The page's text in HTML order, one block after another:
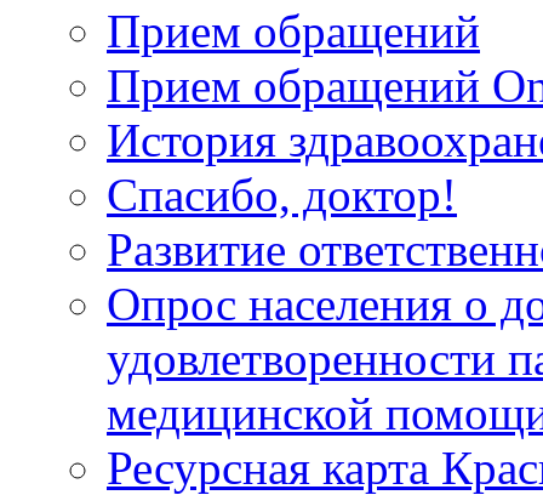
Прием обращений
Прием обращений
История
Спасибо, доктор!
Развитие
Опрос населения о
удовлетворенности
медицинской
Ресурсная карта